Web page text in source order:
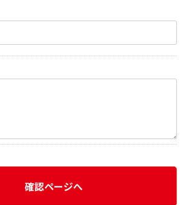
確認ページへ